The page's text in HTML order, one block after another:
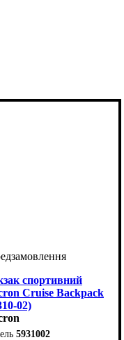
спортивний
Cruise Backpack
02)
5931002